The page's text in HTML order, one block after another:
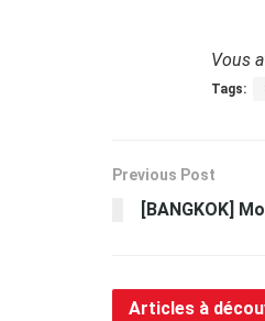
Vous
Tags:
Previous Post
[BANGKOK]
Articles à